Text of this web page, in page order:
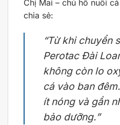
Chị Mai – chủ hồ nuôi
chia sẻ:
“Từ khi chuyển
Perotac Đài
không còn lo
cá vào ban
ít nóng và gần
bảo dưỡng.”